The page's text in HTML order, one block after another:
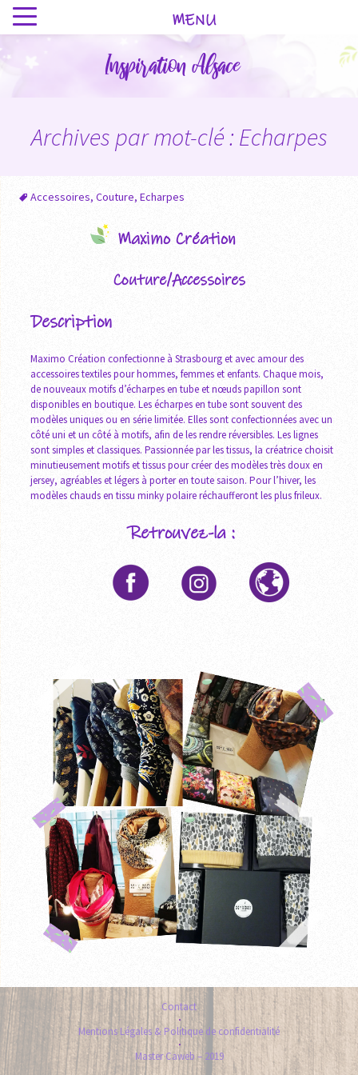
Inspiration Alsace
Archives par mot-clé : Echarpes
Accessoires, Couture, Echarpes
Maximo Création
Couture/Accessoires
Description
Maximo Création confectionne à Strasbourg et avec amour des
accessoires textiles pour hommes, femmes et enfants. Chaque mois,
de nouveaux motifs d’écharpes en tube et nœuds papillon sont
disponibles en boutique. Les écharpes en tube sont souvent des
modèles uniques ou en série limitée. Elles sont confectionnées avec un
côté uni et un côté à motifs, afin de les rendre réversibles. Les lignes
sont simples et classiques. Passionnée par les tissus, la créatrice choisit
minutieusement motifs et tissus pour créer des modèles très doux en
jersey, agréables et légers à porter en toute saison. Pour l’hiver, les
modèles chauds en tissu minky polaire réchaufferont les plus frileux.
Retrouvez-la :
Contact
Mentions Légales & Politique de confidentialité
Master Caweb – 2019
MENU